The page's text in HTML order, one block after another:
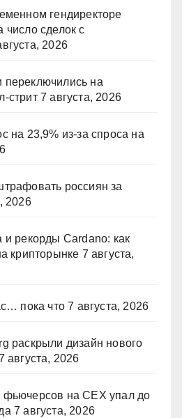
гендиректоре
число сделок с
2026
на
стрит 7 августа, 2026
на 23,9% из-за спроса на
россиян за
2026
и рекорды Cardano: как
крипторынке 7 августа,
пока что 7 августа, 2026
раскрыли дизайн нового
августа, 2026
на CEX упал до
7 августа, 2026